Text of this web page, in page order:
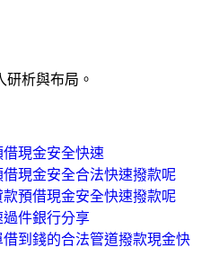
析與布局。
現金安全快速
現金安全合法快速撥款呢
預借現金安全快速撥款呢
過件銀行分享
到錢的合法管道撥款現金快